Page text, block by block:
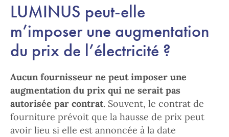
LUMINUS peut-elle
m’imposer une augmentation
du prix de l’électricité ?
Aucun fournisseur ne peut imposer une
augmentation du prix qui ne serait pas
autorisée par contrat. Souvent, le contrat de
fourniture prévoit que la hausse de prix peut
avoir lieu si elle est annoncée à la date